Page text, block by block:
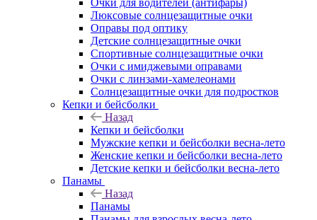
Очки для водителей (антифары)
Люксовые солнцезащитные очки
Оправы под оптику
Детские солнцезащитные очки
Спортивные солнцезащитные очки
Очки с имиджевыми оправами
Очки с линзами-хамелеонами
Солнцезащитные очки для подростков
Кепки и бейсболки
Назад
Кепки и бейсболки
Мужские кепки и бейсболки весна-лето
Женские кепки и бейсболки весна-лето
Детские кепки и бейсболки весна-лето
Панамы
Назад
Панамы